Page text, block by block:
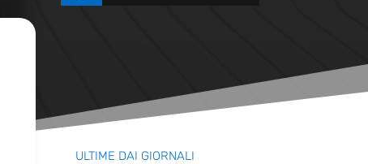
ULTIME DAI GIORNALI